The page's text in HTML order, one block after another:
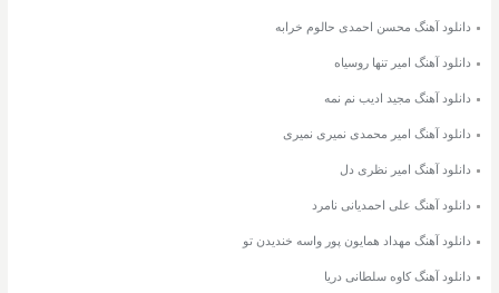
دانلود آهنگ محسن احمدی حالوم خرابه
دانلود آهنگ امیر تنها روسیاه
دانلود آهنگ مجید ادیب نم نمه
دانلود آهنگ امیر محمدی نمیری نمیری
دانلود آهنگ امیر نظری دل
دانلود آهنگ علی احمدیانی نامرد
دانلود آهنگ مهداد همایون پور واسه خندیدن تو
دانلود آهنگ کاوه سلطانی دریا